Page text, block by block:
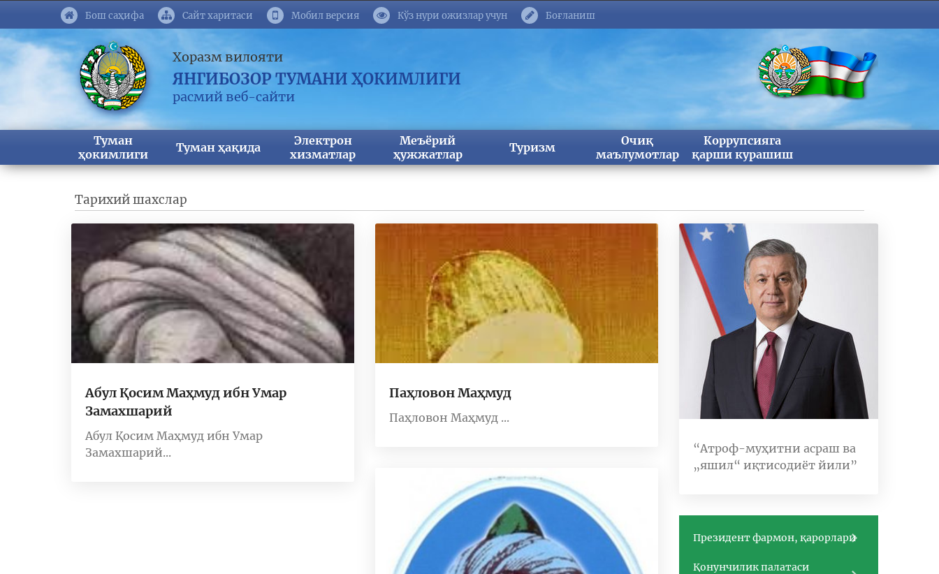
Бош саҳифа Сайт харитаси Мобил версия Кўз нури ожизлар учун Боғланиш
Хоразм вилояти
ЯНГИБОЗОР ТУМАНИ ҲОКИМЛИГИ
расмий веб-сайти
Туман
ҳокимлиги
Туман ҳақида
Электрон
хизматлар
Меъёрий
ҳужжатлар
Туризм
Очиқ
маълумотлар
Коррупсияга
қарши курашиш
Тарихий шахслар
Абул Қосим Маҳмуд ибн Умар
Замахшарий
Абул Қосим Маҳмуд ибн Умар
Замахшарий...
Паҳловон Маҳмуд
Паҳловон Маҳмуд ...
“Атроф-муҳитни асраш ва
„яшил“ иқтисодиёт йили”
Президент фармон, қарорлари
Қонунчилик палатаси